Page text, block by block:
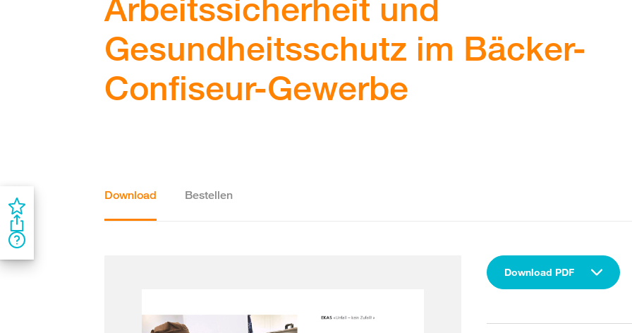
Arbeitssicherheit und
Gesundheitsschutz im Bäcker-
Confiseur-Gewerbe
Download Bestellen
Download PDF